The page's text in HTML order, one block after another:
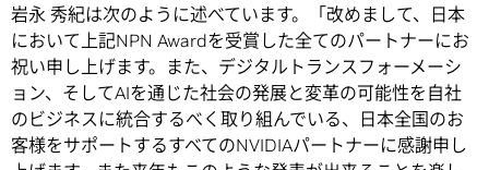
岩永 秀紀は次のように述べています。「改めまして、日本
において上記NPN Awardを受賞した全てのパートナーにお
祝い申し上げます。また、デジタルトランスフォーメーシ
ョン、そしてAIを通じた社会の発展と変革の可能性を自社
のビジネスに統合するべく取り組んでいる、日本全国のお
客様をサポートするすべてのNVIDIAパートナーに感謝申し